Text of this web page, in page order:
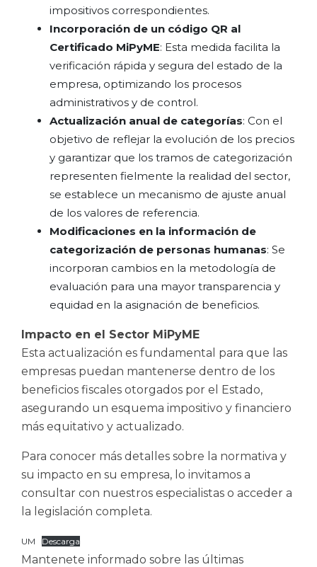
impositivos correspondientes.
Incorporación de un código QR al
Certificado MiPyME: Esta medida facilita la
verificación rápida y segura del estado de la
empresa, optimizando los procesos
administrativos y de control.
Actualización anual de categorías: Con el
objetivo de reflejar la evolución de los precios
y garantizar que los tramos de categorización
representen fielmente la realidad del sector,
se establece un mecanismo de ajuste anual
de los valores de referencia.
Modificaciones en la información de
categorización de personas humanas: Se
incorporan cambios en la metodología de
evaluación para una mayor transparencia y
equidad en la asignación de beneficios.
Impacto en el Sector MiPyME
Esta actualización es fundamental para que las
empresas puedan mantenerse dentro de los
beneficios fiscales otorgados por el Estado,
asegurando un esquema impositivo y financiero
más equitativo y actualizado.
Para conocer más detalles sobre la normativa y
su impacto en su empresa, lo invitamos a
consultar con nuestros especialistas o acceder a
la legislación completa.
UM Descarga
Mantenete informado sobre las últimas